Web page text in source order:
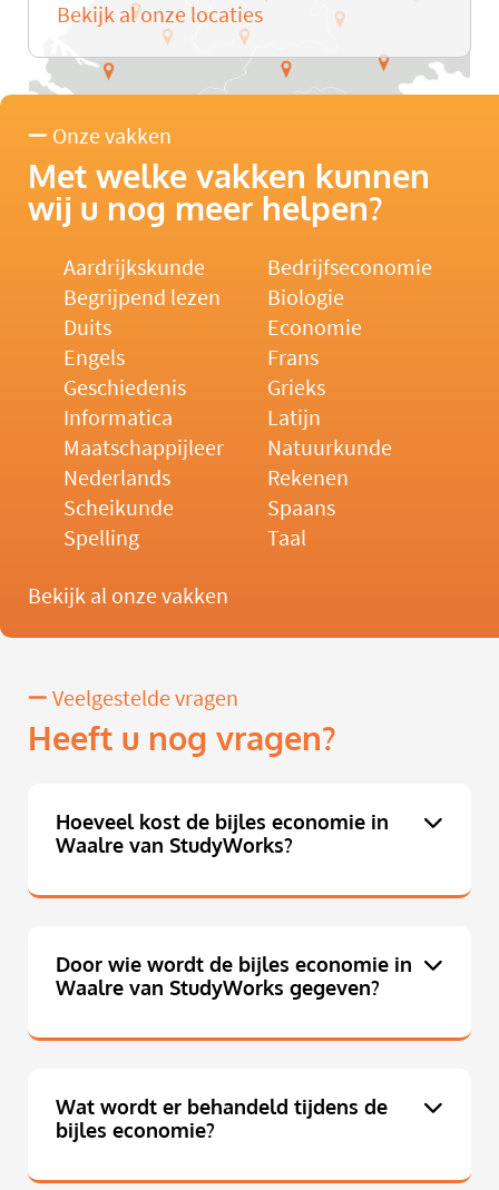
Bekijk al onze locaties
Onze vakken
Met welke vakken kunnen
wij u nog meer helpen?
Aardrijkskunde
Bedrijfseconomie
Begrijpend lezen
Biologie
Duits
Economie
Engels
Frans
Geschiedenis
Grieks
Informatica
Latijn
Maatschappijleer
Natuurkunde
Nederlands
Rekenen
Scheikunde
Spaans
Spelling
Taal
Bekijk al onze vakken
Veelgestelde vragen
Heeft u nog vragen?
Hoeveel kost de bijles economie in
Waalre van StudyWorks?
Door wie wordt de bijles economie in
Waalre van StudyWorks gegeven?
Wat wordt er behandeld tijdens de
bijles economie?